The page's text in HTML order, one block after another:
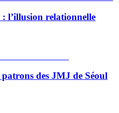
l’illusion relationnelle
des JMJ de Séoul